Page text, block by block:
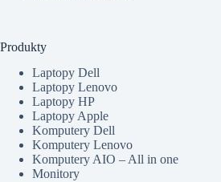
Produkty
Laptopy Dell
Laptopy Lenovo
Laptopy HP
Laptopy Apple
Komputery Dell
Komputery Lenovo
Komputery AIO – All in one
Monitory